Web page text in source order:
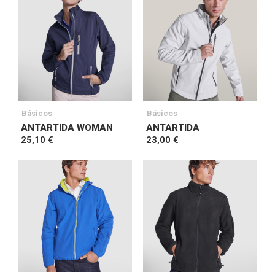
Básicos
ANTARTIDA WOMAN
25,10 €
Básicos
ANTARTIDA
23,00 €